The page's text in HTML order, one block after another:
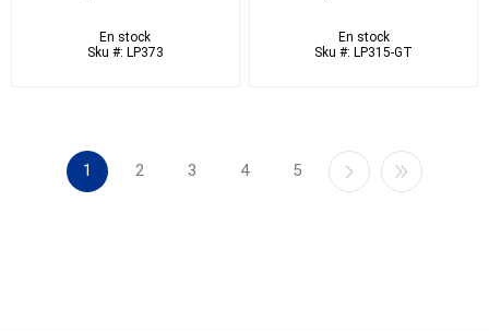
En stock
Sku #: LP373
En stock
Sku #: LP315-GT
1 2 3 4 5